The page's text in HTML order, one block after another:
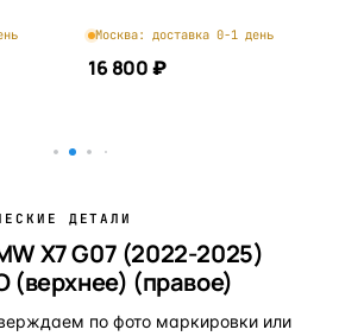
Москва: доставка 0-1 день
16 800 ₽
ДЕТАЛИ
X7 G07 (2022-2025)
(верхнее) (правое)
по фото маркировки или